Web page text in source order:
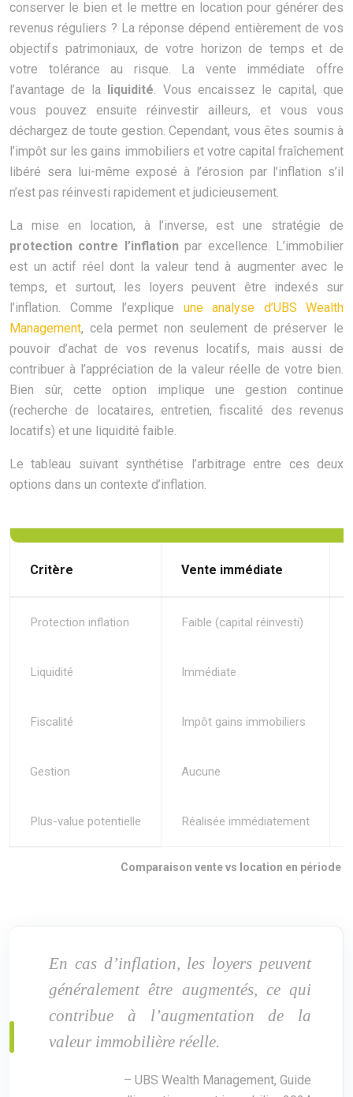
conserver le bien et le mettre en location pour générer des
revenus réguliers ? La réponse dépend entièrement de vos
objectifs patrimoniaux, de votre horizon de temps et de
votre tolérance au risque. La vente immédiate offre
l’avantage de la liquidité. Vous encaissez le capital, que
vous pouvez ensuite réinvestir ailleurs, et vous vous
déchargez de toute gestion. Cependant, vous êtes soumis à
l’impôt sur les gains immobiliers et votre capital fraîchement
libéré sera lui-même exposé à l’érosion par l’inflation s’il
n’est pas réinvesti rapidement et judicieusement.
La mise en location, à l’inverse, est une stratégie de
protection contre l’inflationpar excellence. L’immobilier
est un actif réel dont la valeur tend à augmenter avec le
temps, et surtout, les loyers peuvent être indexés sur
l’inflation. Comme l’explique une analyse d’UBS Wealth
Management, cela permet non seulement de préserver le
pouvoir d’achat de vos revenus locatifs, mais aussi de
contribuer à l’appréciation de la valeur réelle de votre bien.
Bien sûr, cette option implique une gestion continue
(recherche de locataires, entretien, fiscalité des revenus
locatifs) et une liquidité faible.
Le tableau suivant synthétise l’arbitrage entre ces deux
options dans un contexte d’inflation.
Comparaison vente vs location en période
Critère Vente immédiate
Protection inflation Faible (capital réinvesti)
Liquidité Immédiate
Fiscalité Impôt gains immobiliers
Gestion Aucune
Plus-value potentielle Réalisée immédiatement
En cas d’inflation, les loyers peuvent
généralement être augmentés, ce qui
contribue à l’augmentation de la
valeur immobilière réelle.
– UBS Wealth Management, Guide